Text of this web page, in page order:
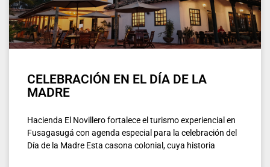
CELEBRACIÓN EN EL DÍA DE LA
MADRE
Hacienda El Novillero fortalece el turismo experiencial en
Fusagasugá con agenda especial para la celebración del
Día de la Madre Esta casona colonial, cuya historia